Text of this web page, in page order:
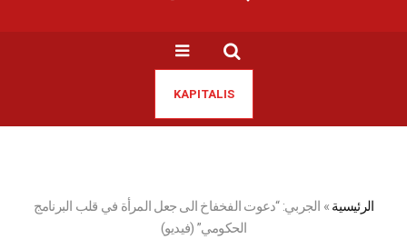
KAPITALIS
الرئيسية» الجربي: “دعوت الفخفاخ الى جعل المرأة في قلب البرنامج
الحكومي” (فيديو)